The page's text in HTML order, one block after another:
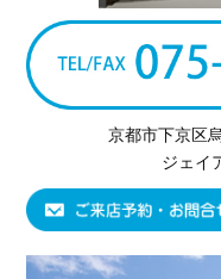
京都市下京区
ジェイ